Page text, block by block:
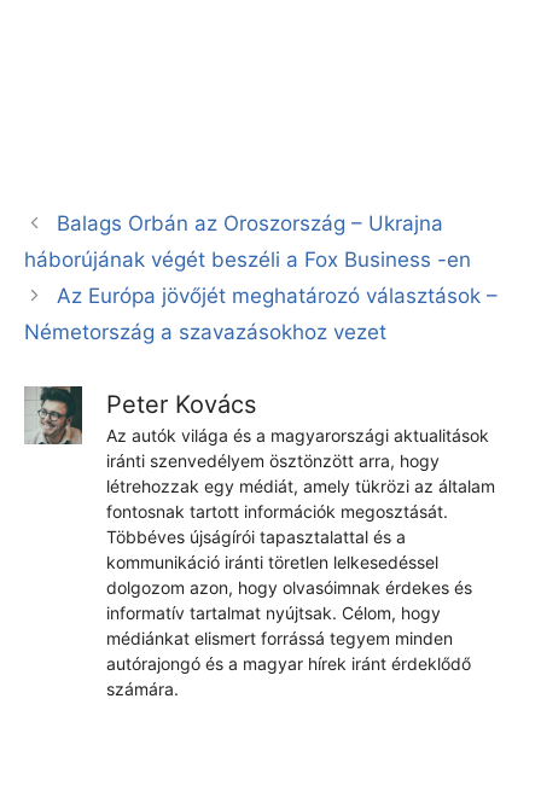
Balags Orbán az Oroszország – Ukrajna
háborújának végét beszéli a Fox Business -en
Az Európa jövőjét meghatározó választások –
Németország a szavazásokhoz vezet
Peter Kovács
Az autók világa és a magyarországi aktualitások
iránti szenvedélyem ösztönzött arra, hogy
létrehozzak egy médiát, amely tükrözi az általam
fontosnak tartott információk megosztását.
Többéves újságírói tapasztalattal és a
kommunikáció iránti töretlen lelkesedéssel
dolgozom azon, hogy olvasóimnak érdekes és
informatív tartalmat nyújtsak. Célom, hogy
médiánkat elismert forrássá tegyem minden
autórajongó és a magyar hírek iránt érdeklődő
számára.